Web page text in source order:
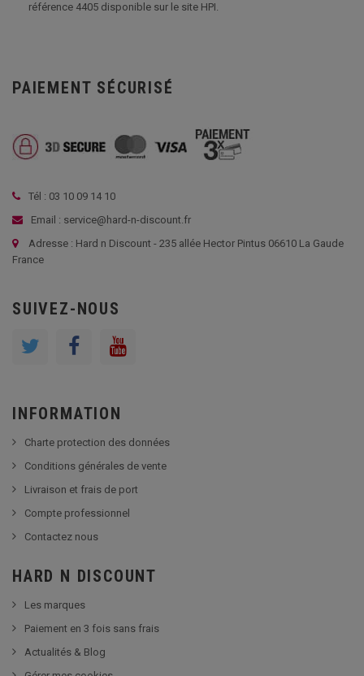
référence 4405 disponible sur le site HPI.
PAIEMENT SÉCURISÉ
Tél : 03 10 09 14 10
Email : service@hard-n-discount.fr
Adresse : Hard n Discount - 235 allée Hector Pintus 06610 La Gaude
France
SUIVEZ-NOUS
INFORMATION
Charte protection des données
Conditions générales de vente
Livraison et frais de port
Compte professionnel
Contactez nous
HARD N DISCOUNT
Les marques
Paiement en 3 fois sans frais
Actualités & Blog